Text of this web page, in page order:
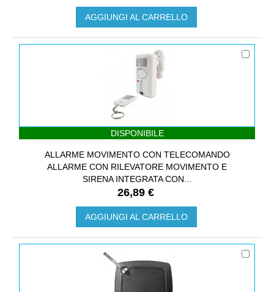
AGGIUNGI AL CARRELLO
DISPONIBILE
ALLARME MOVIMENTO CON TELECOMANDO
ALLARME CON RILEVATORE MOVIMENTO E
SIRENA INTEGRATA CON...
26,89 €
AGGIUNGI AL CARRELLO